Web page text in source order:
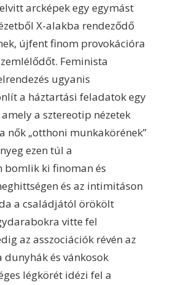
arcképek egy egymást
X-alakba rendeződő
újfent finom provokációra
Feminista
ugyanis
a háztartási feladatok egy
a sztereotip nézetek
nők „otthoni munkakörének”
ezen túl a
ki finoman és
és az intimitáson
a családjától örökölt
vitte fel
az asszociációk révén az
és vánkosok
légkörét idézi fel a